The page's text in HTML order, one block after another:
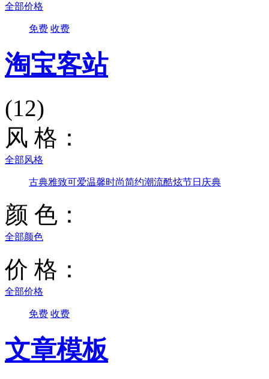
全部价格
免费 收费
淘宝客站
(12)
风 格：
全部风格
古典雅致可爱温馨时尚简约潮流酷炫节日庆典
颜 色：
全部颜色
价 格：
全部价格
免费 收费
文章模板